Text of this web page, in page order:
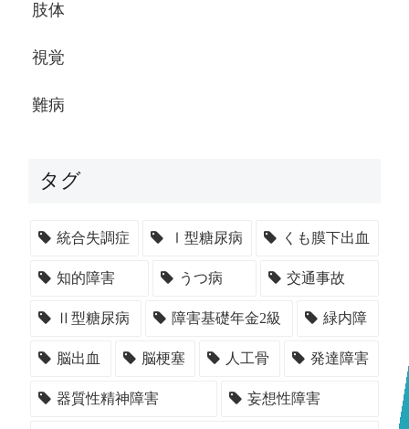
肢体
視覚
難病
タグ
統合失調症 Ⅰ型糖尿病 くも膜下出血
知的障害 うつ病 交通事故
Ⅱ型糖尿病 障害基礎年金2級 緑内障
脳出血 脳梗塞 人工骨 発達障害
器質性精神障害 妄想性障害